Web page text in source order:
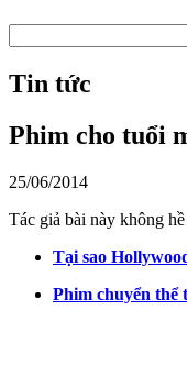
Tin tức
Phim cho tuổi
25/06/2014
Tác giả bài này không
Tại sao
Phim chuyển thể